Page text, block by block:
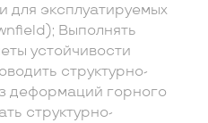
для эксплуатируемых
Выполнять
устойчивости
структурно-
деформаций горного
структурно-